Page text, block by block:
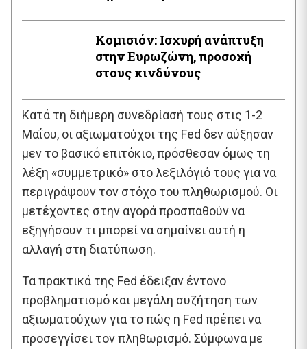
Κομισιόν: Ισχυρή ανάπτυξη
στην Ευρωζώνη, προσοχή
στους κινδύνους
Κατά τη διήμερη συνεδρίασή τους στις 1-2
Μαΐου, οι αξιωματούχοι της Fed δεν αύξησαν
μεν το βασικό επιτόκιο, πρόσθεσαν όμως τη
λέξη «συμμετρικό» στο λεξιλόγιό τους για να
περιγράψουν τον στόχο του πληθωρισμού. Οι
μετέχοντες στην αγορά προσπαθούν να
εξηγήσουν τι μπορεί να σημαίνει αυτή η
αλλαγή στη διατύπωση.
Τα πρακτικά της Fed έδειξαν έντονο
προβληματισμό και μεγάλη συζήτηση των
αξιωματούχων για το πώς η Fed πρέπει να
προσεγγίσει τον πληθωρισμό. Σύμφωνα με